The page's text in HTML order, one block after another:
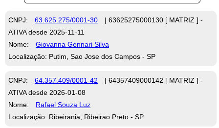
CNPJ: 63.625.275/0001-30
| 63625275000130 [ MATRIZ ] -
ATIVA desde 2025-11-11
Nome:
Giovanna Gennari Silva
Localização: Putim, Sao Jose dos Campos - SP
CNPJ: 64.357.409/0001-42
| 64357409000142 [ MATRIZ ] -
ATIVA desde 2026-01-08
Nome:
Rafael Souza Luz
Localização: Ribeirania, Ribeirao Preto - SP